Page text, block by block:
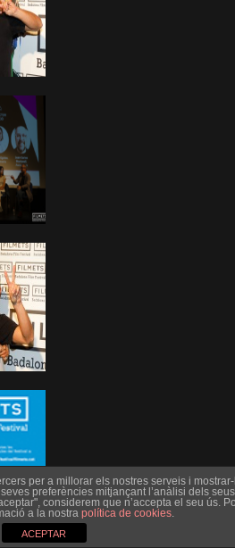
per a millorar els nostres serveis i
preferències mitjançant l’anàlisi dels seus
considerem que n’accepta el seu ús.
a la nostra política de cookies.
ACEPTAR